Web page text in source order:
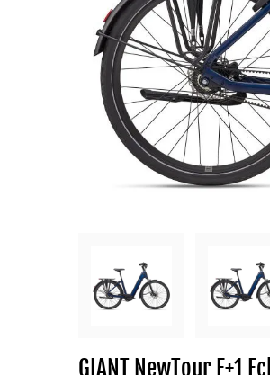
GIANT NewTour E+1